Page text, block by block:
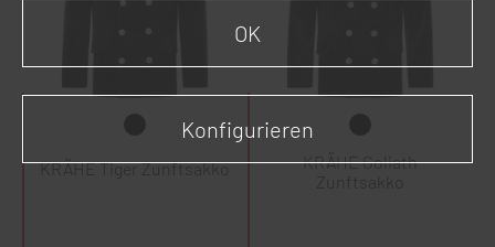
KRÄHE Tiger Zunftsakko
KRÄHE Goliath
Zunftsakko
OK
Konfigurieren